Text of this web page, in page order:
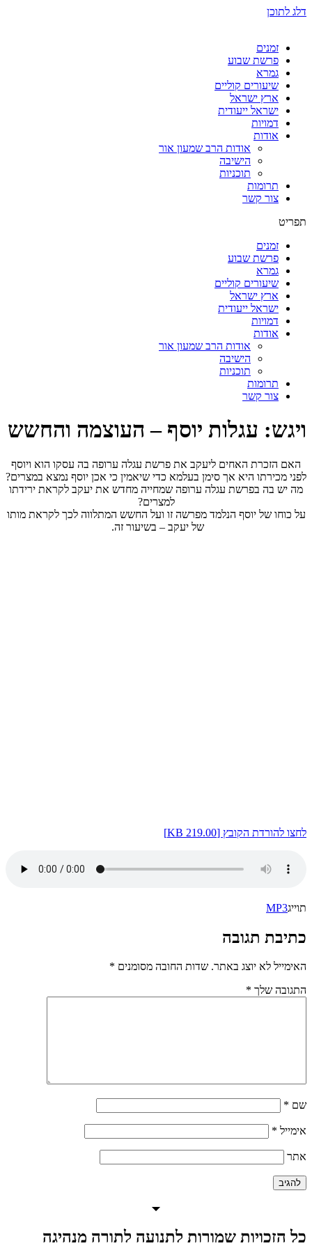
דלג לתוכן
זמנים
פרשת שבוע
גמרא
שיעורים קוליים
ארץ ישראל
ישראל ייעודית
דמויות
אודות
אודות הרב שמעון אור
הישיבה
תוכניות
תרומות
צור קשר
תפריט
זמנים
פרשת שבוע
גמרא
שיעורים קוליים
ארץ ישראל
ישראל ייעודית
דמויות
אודות
אודות הרב שמעון אור
הישיבה
תוכניות
תרומות
צור קשר
ויגש: עגלות יוסף – העוצמה והחשש
האם הזכרת האחים ליעקב את פרשת עגלה ערופה בה עסקו הוא ויוסף
לפני מכירתו היא אך סימן בעלמא כדי שיאמין כי אכן יוסף נמצא במצרים?
מה יש בה בפרשת עגלה ערופה שמחייה מחדש את יעקב לקראת ירידתו
למצרים?
על כוחו של יוסף הנלמד מפרשה זו ועל החשש המתלווה לכך לקראת מותו
של יעקב – בשיעור זה.
לחצו להורדת הקובץ [219.00 KB]
תוייגMP3
כתיבת תגובה
האימייל לא יוצג באתר. שדות החובה מסומנים *
התגובה שלך *
שם *
אימייל *
אתר
כל הזכויות שמורות לתנועה לתורה מנהיגה